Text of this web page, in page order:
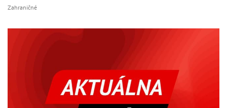
Zahraničné